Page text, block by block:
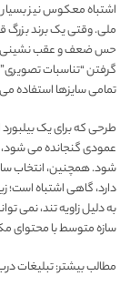
اشتباه معکوس نیز
ملی. وقتی یک برند بزرگ
حس ضعف و عقب نشینی را
تمامی سایزها استفاده
طرحی که برای یک
عمودی گنجانده می شود،
شود. همچنین، انتخاب
دارد، گاهی اشتباه است؛
به دلیل زاویه تند، نمی
سازه متوسط با محتوای
مطالب بیشتر:تبلیغات